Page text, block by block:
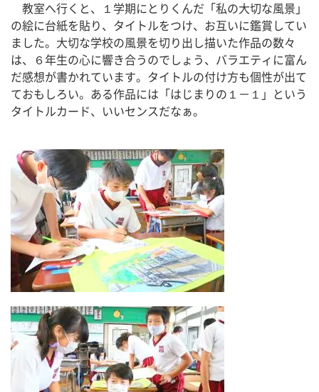
教室へ行くと、１学期にとりくんだ「私の大切な風景」
の絵に台紙を貼り、タイトルをつけ、お互いに鑑賞してい
ました。大切な学校の風景を切り出し描いた作品の数々
は、６年生の心に響き合うのでしょう、バラエティに富ん
だ感想が書かれています。タイトルの付け方も個性が出て
ておもしろい。ある作品には「はじまりの１－１」という
タイトルカード、いいセンスだなぁ。